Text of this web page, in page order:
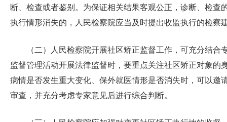
断、检查或者鉴别。为保证相关结果客观公正，诊断、检
执行情形消失的，人民检察院应当及时提出收监执行的检察
（二）人民检察院开展社区矫正监督工作，可充分结
监督管理活动开展法律监督时，要重点关注社区矫正对象
病情是否发生重大变化、保外就医情形是否消失时，可以
审查，并充分考虑专家意见后进行综合判断。